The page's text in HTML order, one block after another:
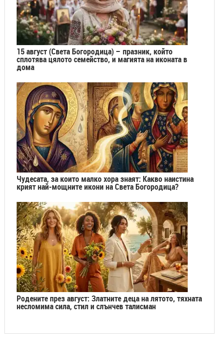
15 август (Света Богородица) – празник, който
сплотява цялото семейство, и магията на иконата в
дома
Чудесата, за които малко хора знаят: Какво наистина
крият най-мощните икони на Света Богородица?
Родените през август: Златните деца на лятото, тяхната
несломима сила, стил и слънчев талисман